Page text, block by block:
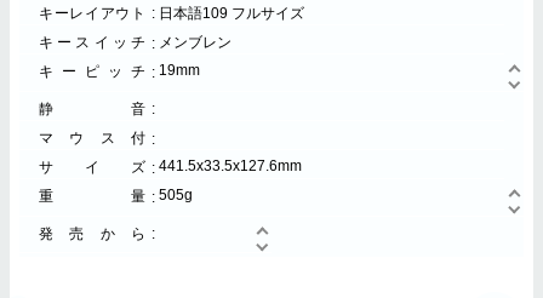
キーレイアウト
日本語109 フルサイズ
キースイッチ
メンブレン
キーピッチ
19mm
静音
マウス付
サイズ
441.5x33.5x127.6mm
重量
505g
発売から